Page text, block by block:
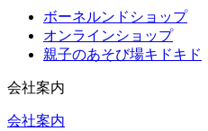
ボーネルンドショップ
オンラインショップ
親子のあそび場キドキド
会社案内
会社案内